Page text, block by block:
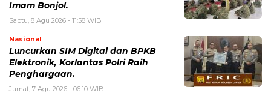
Imam Bonjol.
Sabtu, 8 Agu 2026 - 11:58 WIB
Nasional
Luncurkan SIM Digital dan BPKB
Elektronik, Korlantas Polri Raih
Penghargaan.
Jumat, 7 Agu 2026 - 06:10 WIB